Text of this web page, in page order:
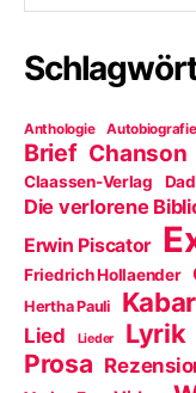
Anthologie Autobiografie
Brief Chanson
Claassen-Verlag
Die verlorene
Erwin Piscator
Friedrich Hollaender
Hertha Pauli
Lied Lieder Lyrik
Prosa